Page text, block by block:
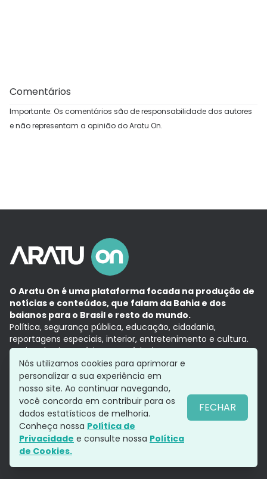
Comentários
Importante: Os comentários são de responsabilidade dos autores
e não representam a opinião do Aratu On.
O Aratu On é uma plataforma focada na produção de
notícias e conteúdos, que falam da Bahia e dos
baianos para o Brasil e resto do mundo.
Política, segurança pública, educação, cidadania,
reportagens especiais, interior, entretenimento e cultura.
Aqui, tudo vira notícia e a notícia é no tempo presente,
com a credibilidade do Grupo Aratu.
Grupo Aratu
Política de privacidade
Siga-nos
Nós utilizamos cookies para aprimorar e
personalizar a sua experiência em
nosso site. Ao continuar navegando,
você concorda em contribuir para os
dados estatísticos de melhoria.
Conheça nossa Política de
Privacidade e consulte nossa Política
de Cookies.
FECHAR